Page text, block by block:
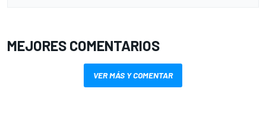
MEJORES COMENTARIOS
VER MÁS Y COMENTAR